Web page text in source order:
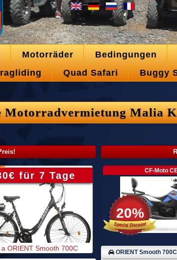
Motorräder Bedingungen
Quad Safari Buggy
Motorradvermietung Malia
für 7 Tage
a ORIENT Smooth 700C
CF-Moto
450cc 4x4
20%
ORIENT Smooth 700C